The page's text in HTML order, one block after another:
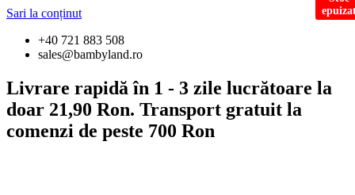
Sari la conținut
+40 721 883 508
sales@bambyland.ro
Livrare rapidă în 1 - 3 zile lucrătoare la
doar 21,90 Ron. Transport gratuit la
comenzi de peste 700 Ron